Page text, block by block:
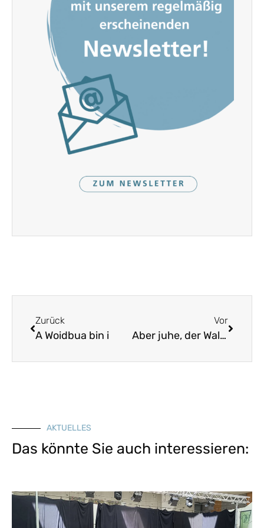
Zurück
A Woidbua bin i
Vor
Aber juhe, der Wald is grea
AKTUELLES
Das könnte Sie auch interessieren: